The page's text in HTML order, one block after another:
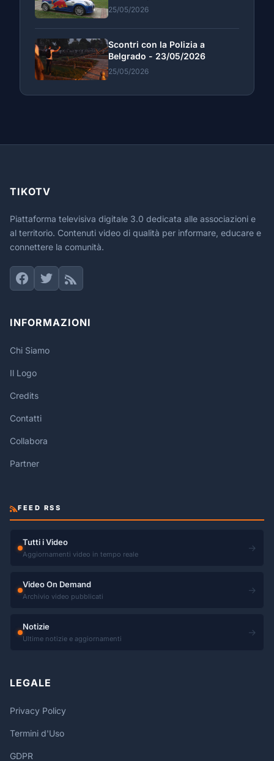
25/05/2026
Scontri con la Polizia a
Belgrado - 23/05/2026
25/05/2026
TIKOTV
Piattaforma televisiva digitale 3.0 dedicata alle associazioni e
al territorio. Contenuti video di qualità per informare, educare e
connettere la comunità.
INFORMAZIONI
Chi Siamo
Il Logo
Credits
Contatti
Collabora
Partner
FEED RSS
Tutti i Video
Aggiornamenti video in tempo reale
→
Video On Demand
Archivio video pubblicati
→
Notizie
Ultime notizie e aggiornamenti
→
LEGALE
Privacy Policy
Termini d'Uso
GDPR